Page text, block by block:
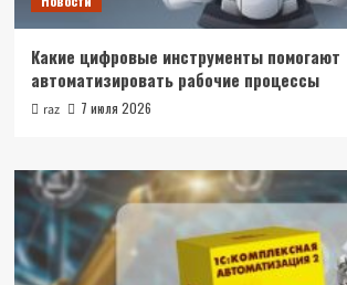
Какие цифровые инструменты помогают
автоматизировать рабочие процессы
raz 7 июля 2026